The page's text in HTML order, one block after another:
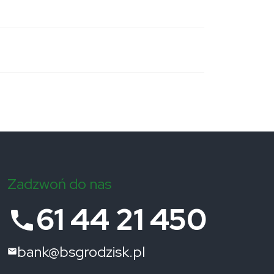
Zadzwoń do nas
61 44 21 450
Adres e-mail:
bank@bsgrodzisk.pl